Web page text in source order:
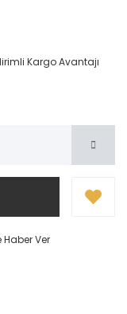
Kargo Avantajı
Haber Ver